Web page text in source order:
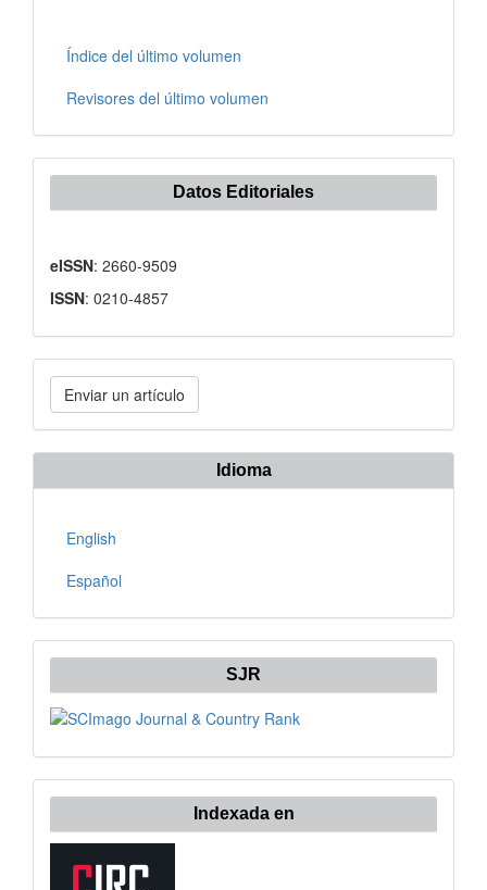
Índice del último volumen
Revisores del último volumen
Datos Editoriales
eISSN: 2660-9509
ISSN: 0210-4857
Enviar
un
artículo
Enviar un artículo
Idioma
English
Español
SJR
Indexada en